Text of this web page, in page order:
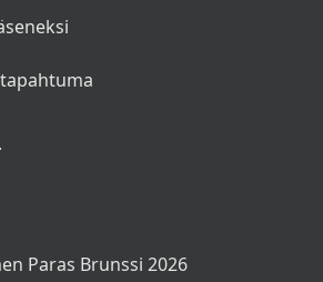
Paras Brunssi 2026